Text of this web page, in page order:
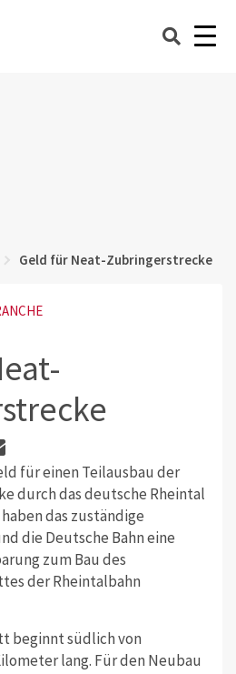
Geld für Neat-Zubringerstrecke
für einen Teilausbau der
durch das deutsche Rheintal
das zuständige
die Deutsche Bahn eine
zum Bau des
der Rheintalbahn
beginnt südlich von
lang. Für den Neubau